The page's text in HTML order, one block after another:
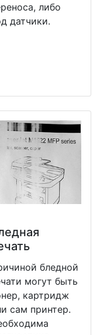
либо
датчики.
бледной
могут быть
картридж
сам принтер.